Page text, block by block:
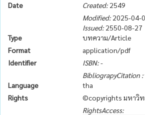
Date
Created: 2549
Modified: 2025-04-
Issued: 2550-08-27
Type
บทความ/Article
Format
application/pdf
Identifier
ISBN:-
BibliograpyCitation :
Language
tha
Rights
©copyrights มหาวิท
RightsAccess: